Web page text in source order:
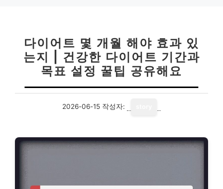
다이어트 몇 개월 해야 효과 있
는지 | 건강한 다이어트 기간과
목표 설정 꿀팁 공유해요
2026-06-15 작성자: